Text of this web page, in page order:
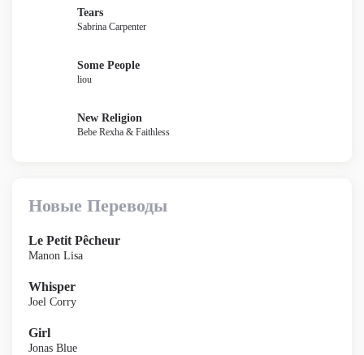
Tears
Sabrina Carpenter
Some People
liou
New Religion
Bebe Rexha & Faithless
Новые Переводы
Le Petit Pêcheur
Manon Lisa
Whisper
Joel Corry
Girl
Jonas Blue